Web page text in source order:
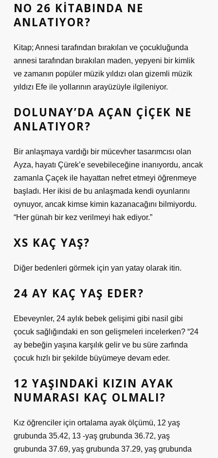
NO 26 KITABINDA NE
ANLATIYOR?
Kitap; Annesi tarafından bırakılan ve çocukluğunda
annesi tarafından bırakılan maden, yepyeni bir kimlik
ve zamanın popüler müzik yıldızı olan gizemli müzik
yıldızı Efe ile yollarının arayüzüyle ilgileniyor.
DOLUNAY’DA AÇAN ÇIÇEK NE
ANLATIYOR?
Bir anlaşmaya vardığı bir mücevher tasarımcısı olan
Ayza, hayatı Çürek’e sevebileceğine inanıyordu, ancak
zamanla Çaçek ile hayattan nefret etmeyi öğrenmeye
başladı. Her ikisi de bu anlaşmada kendi oyunlarını
oynuyor, ancak kimse kimin kazanacağını bilmiyordu.
“Her günah bir kez verilmeyi hak ediyor.”
XS KAÇ YAŞ?
Diğer bedenleri görmek için yan yatay olarak itin.
24 AY KAÇ YAŞ EDER?
Ebeveynler, 24 aylık bebek gelişimi gibi nasil gibi
çocuk sağlığındaki en son gelişmeleri incelerken? “24
ay bebeğin yaşına karşılık gelir ve bu süre zarfında
çocuk hızlı bir şekilde büyümeye devam eder.
12 YAŞINDAKI KIZIN AYAK
NUMARASI KAÇ OLMALI?
Kız öğrenciler için ortalama ayak ölçümü, 12 yaş
grubunda 35.42, 13 -yaş grubunda 36.72, yaş
grubunda 37.69, yaş grubunda 37.29, yaş grubunda